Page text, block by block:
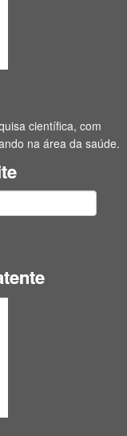
científica, com
na área da saúde.